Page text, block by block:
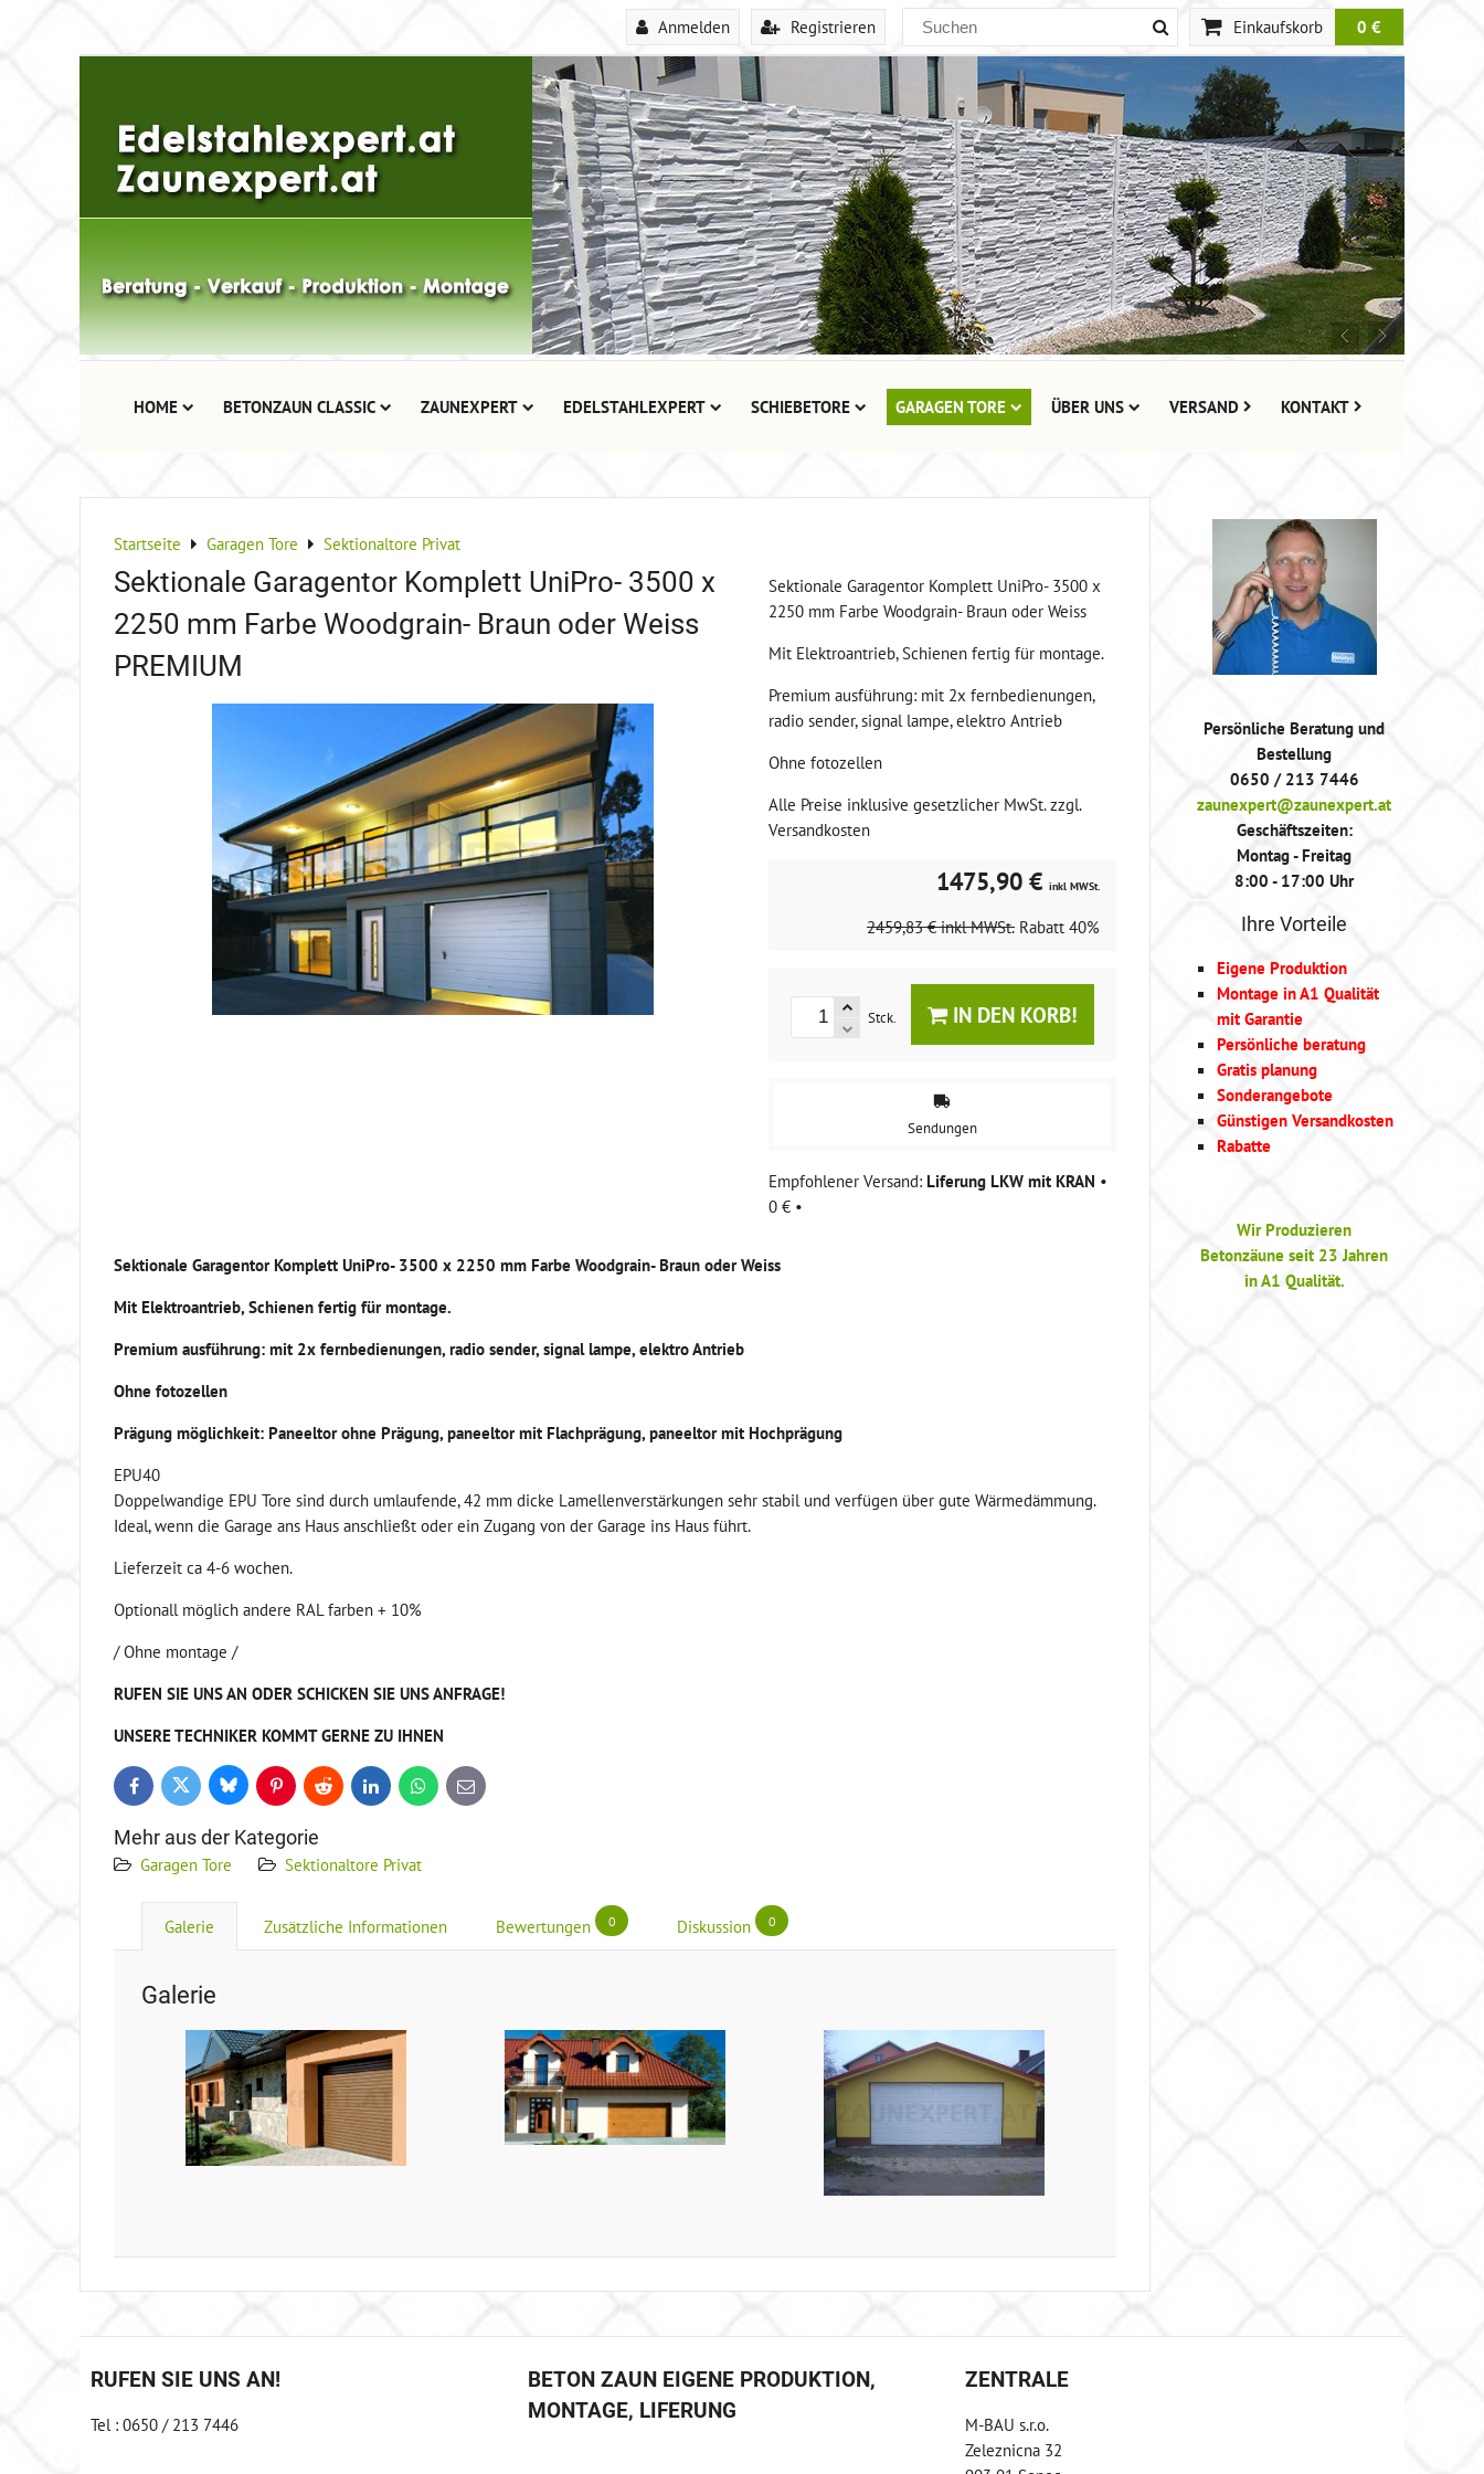
Anmelden Registrieren Einkaufskorb 0 €
HOME BETONZAUN CLASSIC ZAUNEXPERT EDELSTAHLEXPERT SCHIEBETORE GARAGEN TORE ÜBER UNS VERSAND KONTAKT
Startseite Garagen Tore Sektionaltore Privat
Sektionale Garagentor Komplett UniPro- 3500 x
2250 mm Farbe Woodgrain- Braun oder Weiss
PREMIUM
Sektionale Garagentor Komplett UniPro- 3500 x
2250 mm Farbe Woodgrain- Braun oder Weiss
Mit Elektroantrieb, Schienen fertig für montage.
Premium ausführung: mit 2x fernbedienungen,
radio sender, signal lampe, elektro Antrieb
Ohne fotozellen
Alle Preise inklusive gesetzlicher MwSt. zzgl.
Versandkosten
1475,90 € inkl MWSt.
2459,83 € inkl MWSt. Rabatt 40%
Stck. IN DEN KORB!
Sendungen
Liferung LKW mit KRAN •
0 € •
Sektionale Garagentor Komplett UniPro- 3500 x 2250 mm Farbe Woodgrain- Braun oder Weiss
Mit Elektroantrieb, Schienen fertig für montage.
Premium ausführung: mit 2x fernbedienungen, radio sender, signal lampe, elektro Antrieb
Ohne fotozellen
Prägung möglichkeit: Paneeltor ohne Prägung, paneeltor mit Flachprägung, paneeltor mit Hochprägung
EPU40
Doppelwandige EPU Tore sind durch umlaufende, 42 mm dicke Lamellenverstärkungen sehr stabil und verfügen über gute Wärmedämmung.
Ideal, wenn die Garage ans Haus anschließt oder ein Zugang von der Garage ins Haus führt.
Lieferzeit ca 4-6 wochen.
Optionall möglich andere RAL farben + 10%
/ Ohne montage /
RUFEN SIE UNS AN ODER SCHICKEN SIE UNS ANFRAGE!
UNSERE TECHNIKER KOMMT GERNE ZU IHNEN
FacebookTwitter BlueskyPinterestReddit LinkedInWhatsApp
E-
mail
Mehr aus der Kategorie
Garagen Tore Sektionaltore Privat
Galerie Zusätzliche Informationen Bewertungen 0 Diskussion 0
Galerie
Persönliche Beratung und
Bestellung
0650 / 213 7446
zaunexpert@zaunexpert.at
Geschäftszeiten:
Montag - Freitag
8:00 - 17:00 Uhr
Ihre Vorteile
Eigene Produktion
Montage in A1 Qualität
mit Garantie
Persönliche beratung
Gratis planung
Sonderangebote
Günstigen Versandkosten
Rabatte
Wir Produzieren
Betonzäune seit 23 Jahren
in A1 Qualität.
RUFEN SIE UNS AN!
Tel : 0650 / 213 7446
BETON ZAUN EIGENE PRODUKTION,
MONTAGE, LIFERUNG
ZENTRALE
M-BAU s.r.o.
Zeleznicna 32